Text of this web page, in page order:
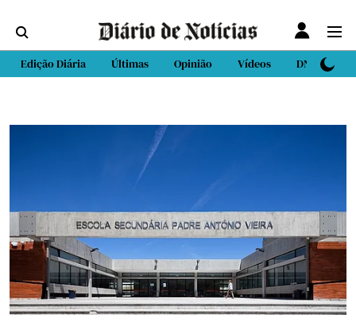
Edição Diária Últimas Opinião Vídeos DN Sport